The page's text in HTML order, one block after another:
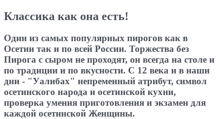
Классика как она есть!
Один из самых популярных пирогов как в
Осетии так и по всей России. Торжества без
Пирога с сыром не проходят, он всегда на столе и
по традиции и по вкусности. С 12 века и в наши
дни - "Уалибах" непременный атрибут, символ
осетинского народа и осетинской кухни,
проверка умения приготовления и экзамен для
каждой осетинской Женщины.